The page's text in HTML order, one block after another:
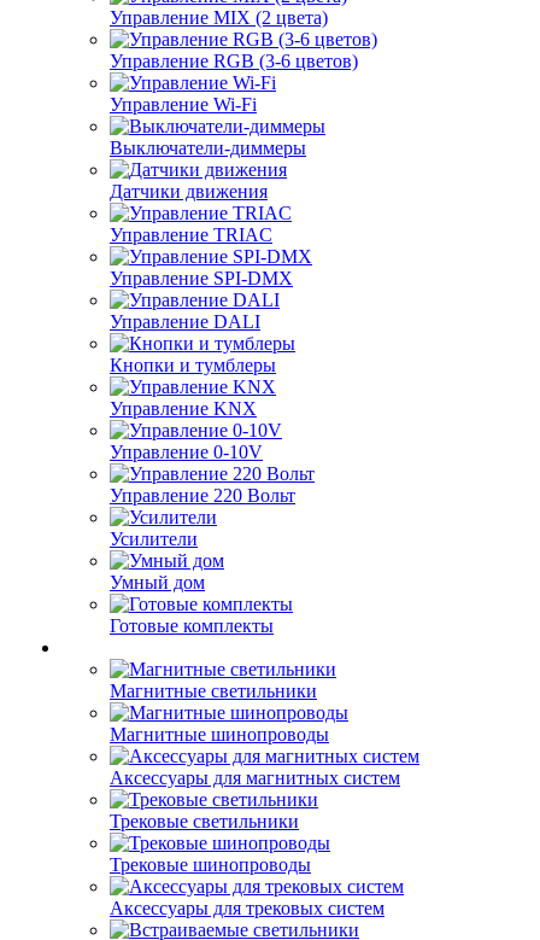
Управление MIX (2 цвета)
Управление RGB (3-6 цветов)
Управление Wi-Fi
Выключатели-диммеры
Датчики движения
Управление TRIAC
Управление SPI-DMX
Управление DALI
Кнопки и тумблеры
Управление KNX
Управление 0-10V
Управление 220 Вольт
Усилители
Умный дом
Готовые комплекты
Магнитные светильники
Магнитные шинопроводы
Аксессуары для магнитных систем
Трековые светильники
Трековые шинопроводы
Аксессуары для трековых систем